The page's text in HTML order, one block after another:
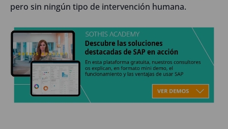
pero sin ningún tipo de intervención humana.